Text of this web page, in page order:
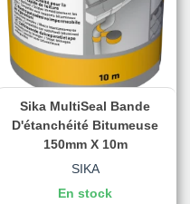
Sika MultiSeal Bande
D'étanchéité Bitumeuse
150mm X 10m
SIKA
En stock